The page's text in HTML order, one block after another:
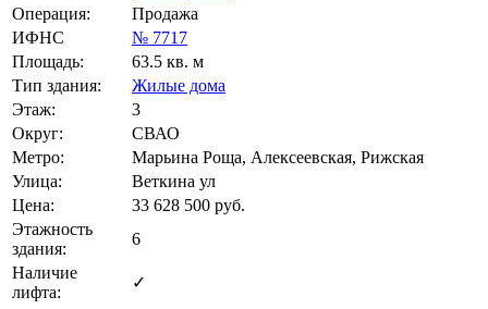
Операция:
Продажа
ИФНС
№ 7717
Площадь:
63.5 кв. м
Тип здания:
Жилые дома
Этаж:
3
Округ:
СВАО
Метро:
Марьина Роща, Алексеевская, Рижская
Улица:
Веткина ул
Цена:
33 628 500 руб.
Этажность
здания:
6
Наличие
лифта:
✓